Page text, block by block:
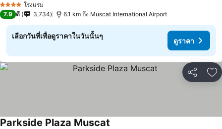
4 ดาว โรงแรม
7.9 ดี 3,734 6.1 km ถึง Muscat International Airport
เลือกวันที่เพื่อดูราคาในวันนั้นๆ
ดูราคา
แชร์ เ
Parkside Plaza Muscat